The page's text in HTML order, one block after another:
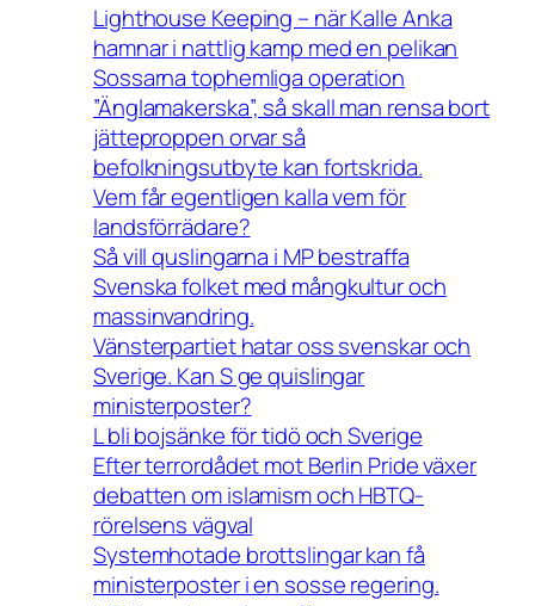
Lighthouse Keeping – när Kalle Anka
hamnar i nattlig kamp med en pelikan
Sossarna tophemliga operation
”Änglamakerska”, så skall man rensa bort
jätteproppen orvar så
befolkningsutbyte kan fortskrida.
Vem får egentligen kalla vem för
landsförrädare?
Så vill quslingarna i MP bestraffa
Svenska folket med mångkultur och
massinvandring.
Vänsterpartiet hatar oss svenskar och
Sverige. Kan S ge quislingar
ministerposter?
L bli bojsänke för tidö och Sverige
Efter terrordådet mot Berlin Pride växer
debatten om islamism och HBTQ-
rörelsens vägval
Systemhotade brottslingar kan få
ministerposter i en sosse regering.